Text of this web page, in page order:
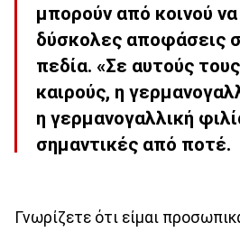
μπορούν από κοινού
δύσκολες αποφάσεις
πεδία. «Σε αυτούς
καιρούς, η
η γερμανογαλλική
σημαντικές από ποτέ.
Γνωρίζετε ότι είμαι